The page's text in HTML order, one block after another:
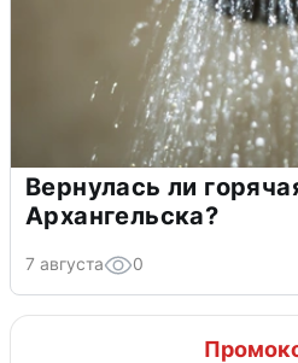
Вернулась ли
Архангельска?
7 августа 0